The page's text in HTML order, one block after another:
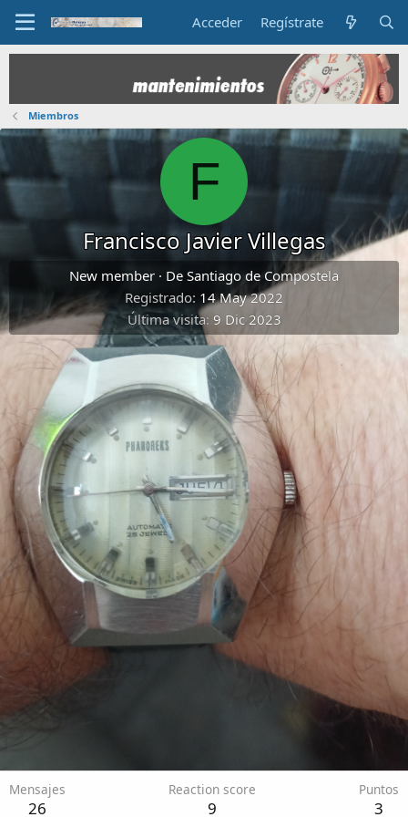
Acceder Regístrate
Miembros
F
Francisco Javier Villegas
New member · De Santiago de Compostela
Registrado 14 May 2022
Última visita 9 Dic 2023
Mensajes
26
Reaction score
9
Puntos
3